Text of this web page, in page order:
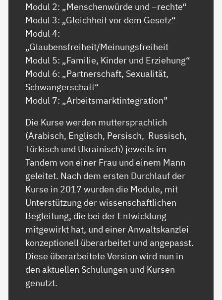
Modul 2: „Menschenwürde und –rechte“
Modul 3: „Gleichheit vor dem Gesetz“
Modul 4:
„Glaubensfreiheit/Meinungsfreiheit
Modul 5: „Familie, Kinder und Erziehung“
Modul 6: „Partnerschaft, Sexualität,
Schwangerschaft“
Modul 7: „Arbeitsmarktintegration”
Die Kurse werden muttersprachlich
(Arabisch, Englisch, Persisch, Russisch,
Türkisch und Ukrainisch) jeweils im
Tandem von einer Frau und einem Mann
geleitet. Nach dem ersten Durchlauf der
Kurse in 2017 wurden die Module, mit
Unterstützung der wissenschaftlichen
Begleitung, die bei der Entwicklung
mitgewirkt hat, und einer Anwaltskanzlei
konzeptionell überarbeitet und angepasst.
Diese überarbeitete Version wird nun in
den aktuellen Schulungen und Kursen
genutzt.